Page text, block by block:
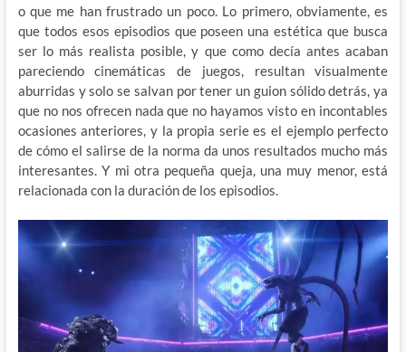
o que me han frustrado un poco. Lo primero, obviamente, es
que todos esos episodios que poseen una estética que busca
ser lo más realista posible, y que como decía antes acaban
pareciendo cinemáticas de juegos, resultan visualmente
aburridas y solo se salvan por tener un guion sólido detrás, ya
que no nos ofrecen nada que no hayamos visto en incontables
ocasiones anteriores, y la propia serie es el ejemplo perfecto
de cómo el salirse de la norma da unos resultados mucho más
interesantes. Y mi otra pequeña queja, una muy menor, está
relacionada con la duración de los episodios.